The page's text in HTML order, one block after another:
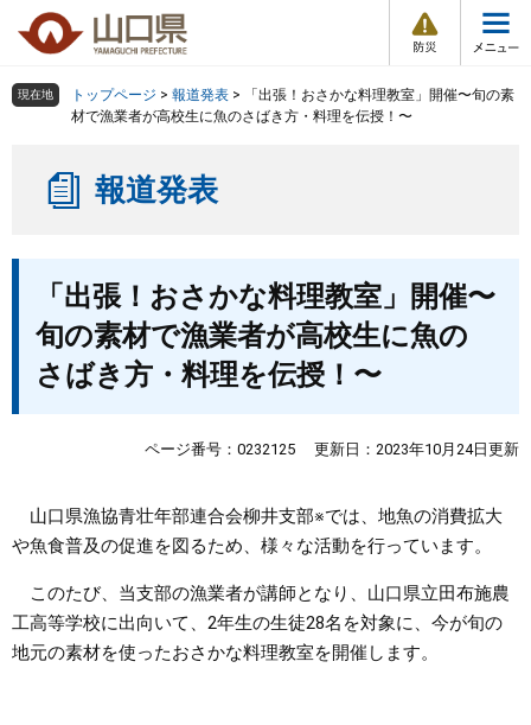
の
ー
情
報
メ
ュ
組織で探す
くらし・環境
健康・福祉
教育・文化・スポーツ
しごと・産業・観光
県政情報
検索の仕方 組織で探す
現在地 トップページ > 報道発表 >
「出張！おさかな料理教室」開催〜旬の素
材で漁業者が高校生に魚のさばき方・料理を伝授！〜
報道発表
「出張！おさかな料理教室」開催〜
旬の素材で漁業者が高校生に魚の
さばき方・料理を伝授！〜
ページ番号：0232125 更新日：2023年10月24日更新
山口県漁協青壮年部連合会柳井支部※では、地魚の消費拡大
や魚食普及の促進を図るため、様々な活動を行っています。
このたび、当支部の漁業者が講師となり、山口県立田布施農
工高等学校に出向いて、2年生の生徒28名を対象に、今が旬の
地元の素材を使ったおさかな料理教室を開催します。